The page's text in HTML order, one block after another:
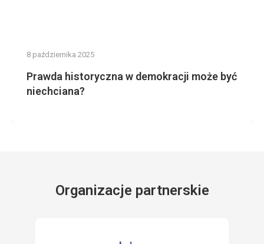
8 października 2025
Prawda historyczna w demokracji może być
niechciana?
Organizacje partnerskie